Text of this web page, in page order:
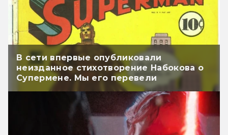
В сети впервые опубликовали
неизданное стихотворение Набокова о
Супермене. Мы его перевели